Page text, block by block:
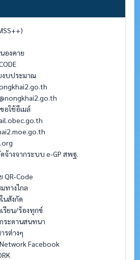
องคาย
บประมาณ
อใช้อีเมล์
จ้างจากระบบ e-GP สพฐ.
QR-Code
ทางไกล
นสังกัด
รียน/ร้องทุกข์
ระดานสนทนา
รต่างๆ
Facebook